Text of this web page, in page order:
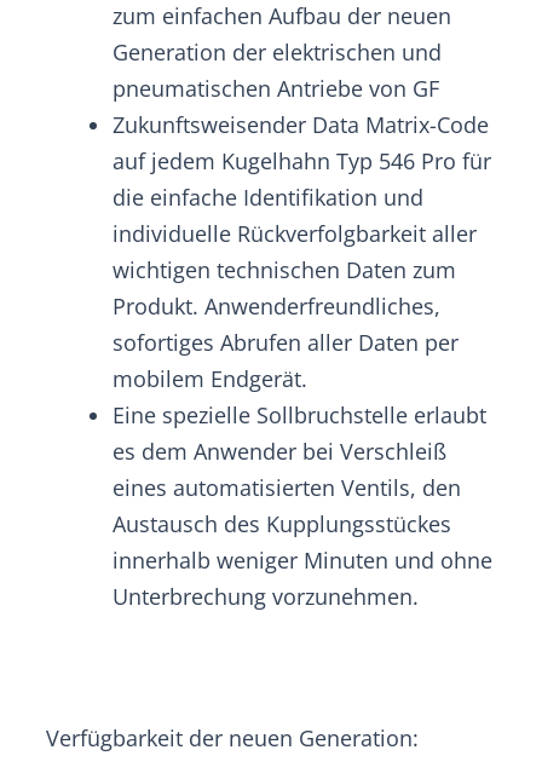
zum einfachen Aufbau der neuen
Generation der elektrischen und
pneumatischen Antriebe von GF
Zukunftsweisender Data Matrix-Code
auf jedem Kugelhahn Typ 546 Pro für
die einfache Identifikation und
individuelle Rückverfolgbarkeit aller
wichtigen technischen Daten zum
Produkt. Anwenderfreundliches,
sofortiges Abrufen aller Daten per
mobilem Endgerät.
Eine spezielle Sollbruchstelle erlaubt
es dem Anwender bei Verschleiß
eines automatisierten Ventils, den
Austausch des Kupplungsstückes
innerhalb weniger Minuten und ohne
Unterbrechung vorzunehmen.
Verfügbarkeit der neuen Generation: